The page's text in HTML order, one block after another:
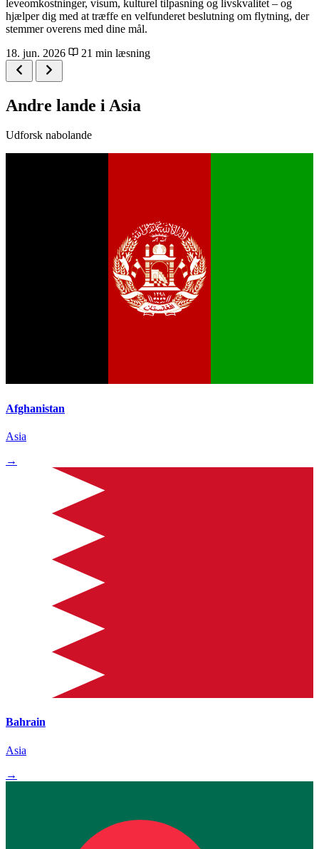
leveomkostninger, visum, kulturel tilpasning og livskvalitet – og
hjælper dig med at træffe en velfunderet beslutning om flytning, der
stemmer overens med dine mål.
18. jun. 2026
21 min læsning
Andre lande i Asia
Udforsk nabolande
Afghanistan
Asia
→
Bahrain
Asia
→